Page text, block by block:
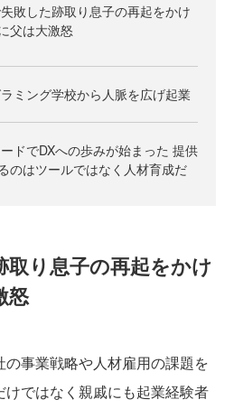
敗した跡取り息子の再起をかけ
父は大激怒
ミング学校から人脈を広げ起業
ドでDXへの歩みが始まった 提供
のはツールではなく人材育成だ
り息子の再起をかけ
怒
事業戦略や人材雇用の課題を
ではなく親戚にも起業経験者